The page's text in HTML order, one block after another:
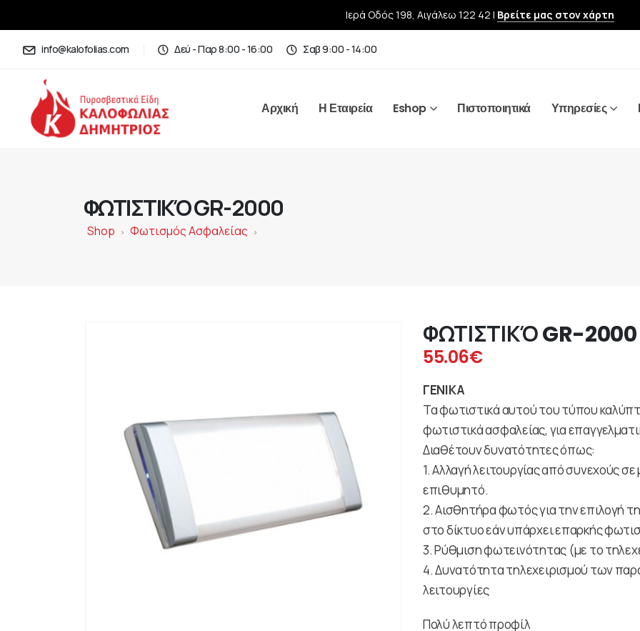
Ιερά Οδός 198, Αιγάλεω 122 42 | Βρείτε μας στον χάρτη
info@kalofolias.com Δεύ - Παρ 8:00 - 16:00 Σαβ 9:00 - 14:00
Αρχική Η Εταιρεία Eshop Πιστοποιητικά Υπηρεσίες
ΦΩΤΙΣΤΙΚΌ GR-2000
Shop > Φωτισμός Ασφαλείας >
ΦΩΤΙΣΤΙΚΌ GR-2000
55.06€
ΓΕΝΙΚΑ
Τα φωτιστικά αυτού του τύπου
φωτιστικά ασφαλείας, για
Διαθέτουν δυνατότητες όπως:
1. Αλλαγή λειτουργίας από συνεχούς
επιθυμητό.
2. Αισθητήρα φωτός για την επιλογή
στο δίκτυο εάν υπάρχει επαρκής
3. Ρύθμιση φωτεινότητας (με το
4. Δυνατότητα τηλεχειρισμού των
λειτουργίες
Πολύ λεπτό προφίλ